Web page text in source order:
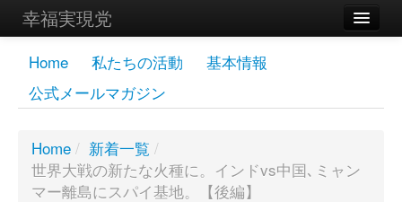
幸福実現党
メンバーズページ
党員
お問い合わせ
Home 私たちの活動
基本情報
公式メールマガジン
Home / 新着一覧 /
世界大戦の新たな火種に。インドvs中国､ミャン
マー離島にスパイ基地。【後編】